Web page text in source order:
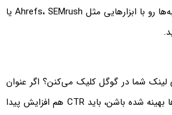
می‌ تونید روند تغییر رتبه‌ها رو با ابزارهایی مثل Ahrefs، SEMrush یا
لینک شما در گوگل کلیک می‌کنن؟ اگر عنوان
ها و متا دیسکریپشن ها بهینه شده باشن، باید CTR هم افزایش پیدا